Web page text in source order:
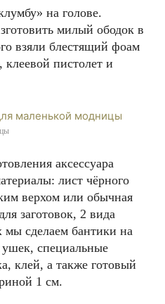
на голове.
милый ободок в
взяли блестящий фоам
клеевой пистолет и
аксессуара
лист чёрного
верхом или обычная
заготовок, 2 вида
мы сделаем бантики на
специальные
клей, а также готовый
1 см.